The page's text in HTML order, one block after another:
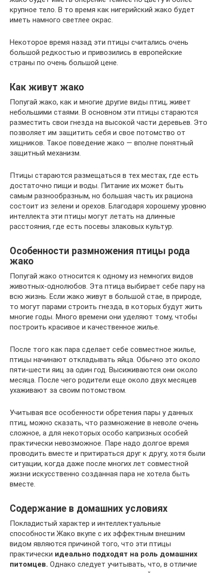
крупное тело. В то время как нигерийский жако будет
иметь намного светлее окрас.
Некоторое время назад эти птицы считались очень
большой редкостью и привозились в европейские
страны по очень большой цене.
Как живут жако
Попугай жако, как и многие другие виды птиц, живет
небольшими стаями. В основном эти птицы стараются
разместить свои гнезда на высокой части деревьев. Это
позволяет им защитить себя и свое потомство от
хищников. Такое поведение жако — вполне понятный
защитный механизм.
Птицы стараются размещаться в тех местах, где есть
достаточно пищи и воды. Питание их может быть
самым разнообразным, но большая часть их рациона
состоит из зелени и орехов. Благодаря хорошему уровню
интеллекта эти птицы могут летать на длинные
расстояния, где есть посевы злаковых культур.
Особенности размножения птицы рода
жако
Попугай жако относится к одному из немногих видов
животных-однолюбов. Эта птица выбирает себе пару на
всю жизнь. Если жако живут в большой стае, в природе,
то могут парами строить гнезда, в которых будут жить
многие годы. Много времени они уделяют тому, чтобы
построить красивое и качественное жилье.
После того как пара сделает себе совместное жилье,
птицы начинают откладывать яйца. Обычно это около
пяти-шести яиц за один год. Высиживаются они около
месяца. После чего родители еще около двух месяцев
ухаживают за своим потомством.
Учитывая все особенности обретения пары у данных
птиц, можно сказать, что размножение в неволе очень
сложное, а для некоторых особо капризных особей
практически невозможное. Паре надо долгое время
проводить вместе и притираться друг к другу, хотя были
ситуации, когда даже после многих лет совместной
жизни искусственно созданная пара не хотела быть
вместе.
Содержание в домашних условиях
Покладистый характер и интеллектуальные
способности Жако вкупе с их эффектным внешним
видом являются причиной того, что эти птицы
практически идеально подходят на роль домашних
питомцев. Однако следует учитывать, что, в отличие